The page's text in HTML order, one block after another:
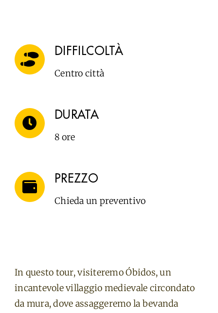
DIFFILCOLTÀ
Centro città
DURATA
8 ore
PREZZO
Chieda un preventivo
In questo tour, visiteremo Óbidos, un
incantevole villaggio medievale circondato
da mura, dove assaggeremo la bevanda